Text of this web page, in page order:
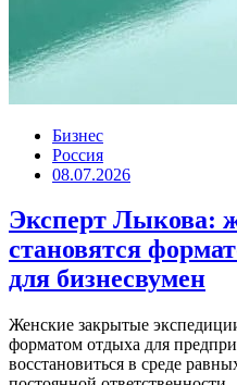
Бизнес
Россия
08.07.2026
Эксперт Лыкова:
становятся
для бизнесвумен
Женские закрытые
форматом отдыха для
восстановиться в среде